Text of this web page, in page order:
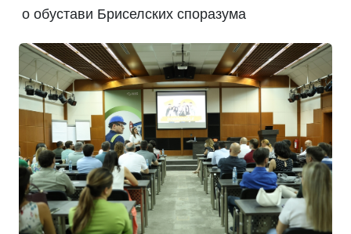
о обустави Бриселских споразума